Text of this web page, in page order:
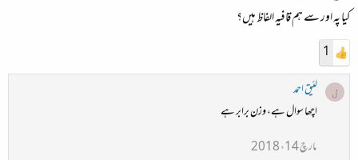
کیا پہ اور سے ہم قافیہ الفاظ ہیں؟
1
ل
لئیق احمد
اچھا سوال ہے، وزن برابر ہے
مارچ 14، 2018